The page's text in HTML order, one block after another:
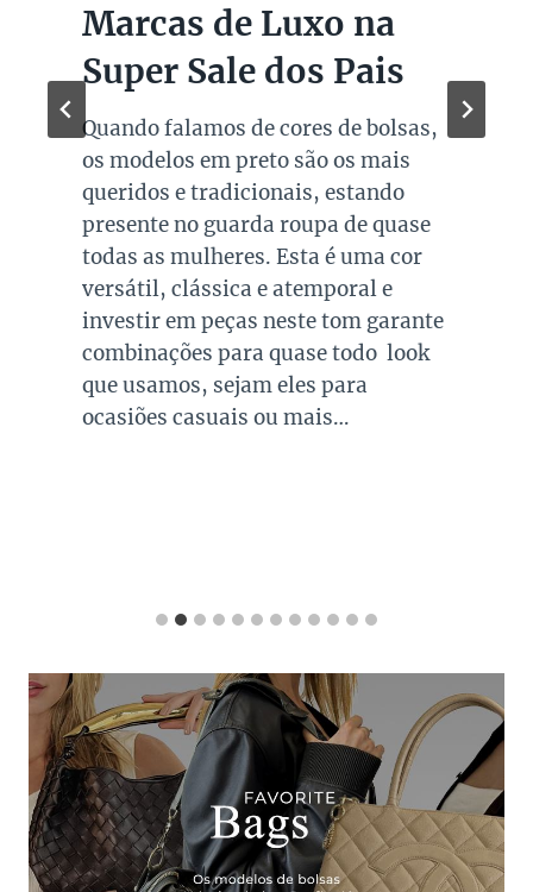
Marcas de Luxo na
Super Sale dos Pais
Quando falamos de cores de bolsas,
os modelos em preto são os mais
queridos e tradicionais, estando
presente no guarda roupa de quase
todas as mulheres. Esta é uma cor
versátil, clássica e atemporal e
investir em peças neste tom garante
combinações para quase todo look
que usamos, sejam eles para
ocasiões casuais ou mais…